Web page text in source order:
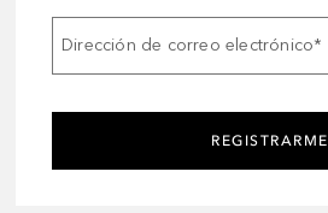
Dirección de correo electrónico*
REGISTRARME